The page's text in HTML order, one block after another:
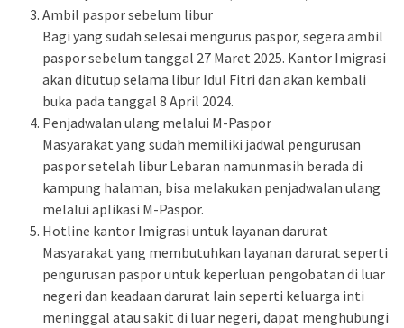
Ambil paspor sebelum libur
Bagi yang sudah selesai mengurus paspor, segera ambil
paspor sebelum tanggal 27 Maret 2025. Kantor Imigrasi
akan ditutup selama libur Idul Fitri dan akan kembali
buka pada tanggal 8 April 2024.
Penjadwalan ulang melalui M-Paspor
Masyarakat yang sudah memiliki jadwal pengurusan
paspor setelah libur Lebaran namunmasih berada di
kampung halaman, bisa melakukan penjadwalan ulang
melalui aplikasi M-Paspor.
Hotline kantor Imigrasi untuk layanan darurat
Masyarakat yang membutuhkan layanan darurat seperti
pengurusan paspor untuk keperluan pengobatan di luar
negeri dan keadaan darurat lain seperti keluarga inti
meninggal atau sakit di luar negeri, dapat menghubungi